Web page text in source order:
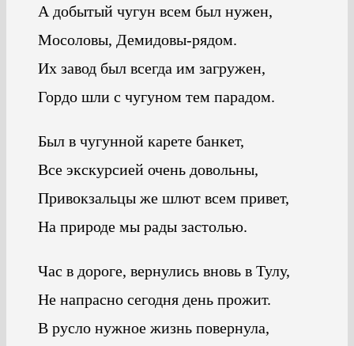
А добытый чугун всем был нужен,
Мосоловы, Демидовы-рядом.
Их завод был всегда им загружен,
Гордо шли с чугуном тем парадом.
Был в чугунной карете банкет,
Все экскурсией очень довольны,
Привокзальцы же шлют всем привет,
На природе мы рады застолью.
Час в дороге, вернулись вновь в Тулу,
Не напрасно сегодня день прожит.
В русло нужное жизнь повернула,